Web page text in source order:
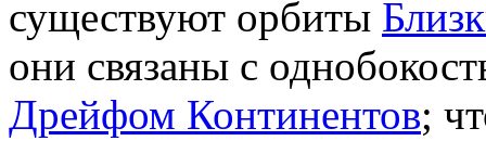
существуют орбиты
они связаны с
Дрейфом Континентов;